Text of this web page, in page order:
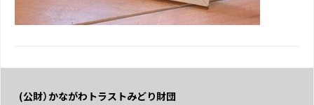
(公財）かながわトラストみどり財団